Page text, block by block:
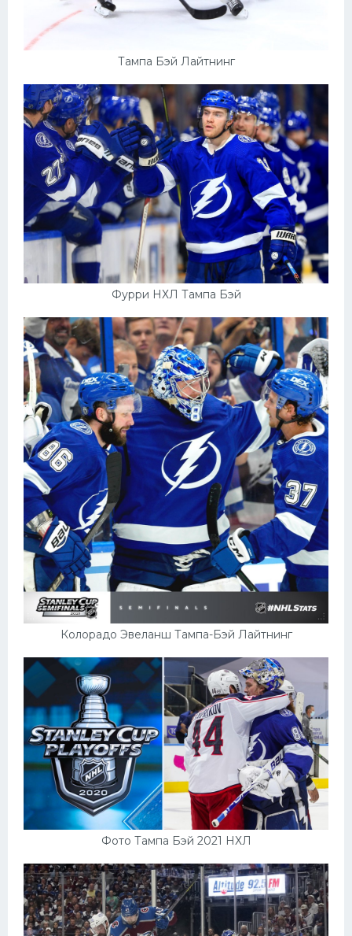
Тампа Бэй Лайтнинг
Фурри НХЛ Тампа Бэй
Колорадо Эвеланш Тампа-Бэй Лайтнинг
Фото Тампа Бэй 2021 НХЛ